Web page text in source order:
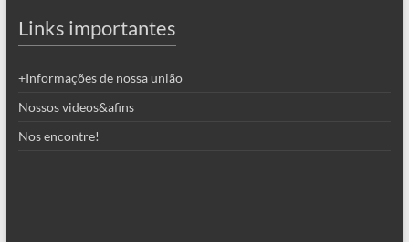
Links importantes
+Informações de nossa união
Nossos videos&afins
Nos encontre!